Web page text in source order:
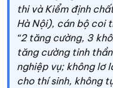
thi và Kiểm định
Hà Nội), cán bộ coi
“2 tăng cường, 3
tăng cường tinh
nghiệp vụ; không lơ
cho thí sinh, không